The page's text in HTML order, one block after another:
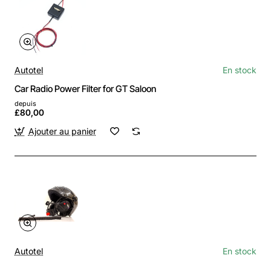
Autotel En stock
Car Radio Power Filter for GT Saloon
depuis
£80,00
Ajouter au panier
Autotel En stock